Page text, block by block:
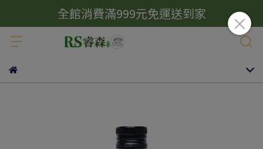
全館消費滿999元免運送到家